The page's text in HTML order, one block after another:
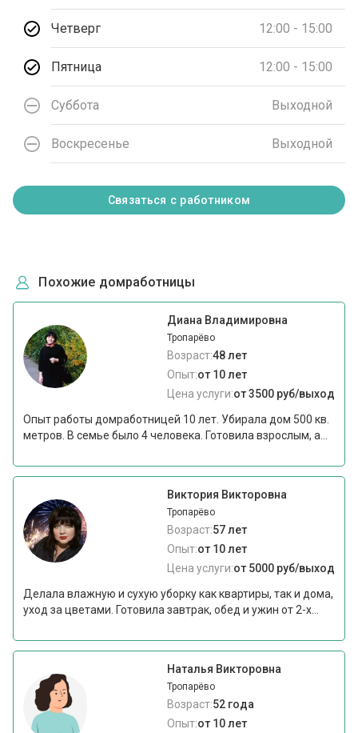
Четверг 12:00 - 15:00
Пятница 12:00 - 15:00
Суббота Выходной
Воскресенье Выходной
Связаться с работником
Похожие домработницы
Диана Владимировна
Тропарёво
Возраст:48 лет
Опыт:от 10 лет
Цена услуги:от 3500 руб/выход
Опыт работы домработницей 10 лет. Убирала дом 500 кв.
метров. В семье было 4 человека. Готовила взрослым, а...
Виктория Викторовна
Тропарёво
Возраст:57 лет
Опыт:от 10 лет
Цена услуги:от 5000 руб/выход
Делала влажную и сухую уборку как квартиры, так и дома,
уход за цветами. Готовила завтрак, обед и ужин от 2-х...
Наталья Викторовна
Тропарёво
Возраст:52 года
Опыт:от 10 лет